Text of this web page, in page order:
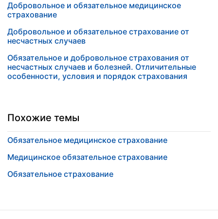
Добровольное и обязательное медицинское
страхование
Добровольное и обязательное страхование от
несчастных случаев
Обязательное и добровольное страхования от
несчастных случаев и болезней. Отличительные
особенности, условия и порядок страхования
Похожие темы
Обязательное медицинское страхование
Медицинское обязательное страхование
Обязательное страхование